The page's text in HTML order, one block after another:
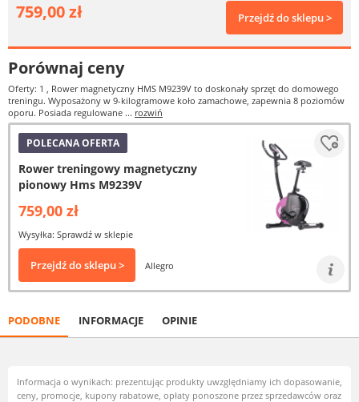
759,00 zł Przejdź do sklepu >
Porównaj ceny
Oferty: 1 , Rower magnetyczny HMS M9239V to doskonały sprzęt do domowego
treningu. Wyposażony w 9-kilogramowe koło zamachowe, zapewnia 8 poziomów
oporu. Posiada regulowane ... rozwiń
POLECANA OFERTA
Rower treningowy magnetyczny
pionowy Hms M9239V
759,00 zł
Wysyłka: Sprawdź w sklepie
Przejdź do sklepu > Allegro
PODOBNE INFORMACJE OPINIE
Informacja o wynikach: prezentując produkty uwzględniamy ich dopasowanie,
ceny, promocje, kupony rabatowe, opłaty ponoszone przez sprzedawców oraz